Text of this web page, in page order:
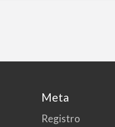
Meta
Registro